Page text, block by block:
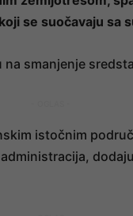
se suočavaju sa
smanjenje
istočnim